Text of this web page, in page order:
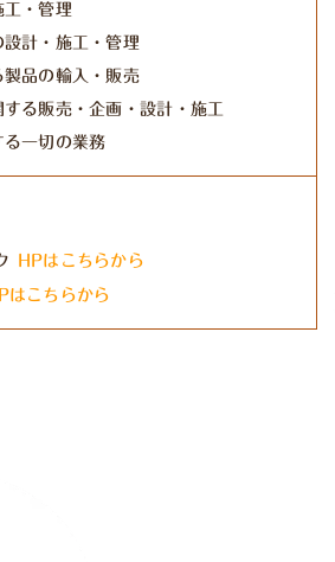
・管理
計・施工・管理
品の輸入・販売
る販売・企画・設計・施工
一切の業務
HPはこちらから
はこちらから